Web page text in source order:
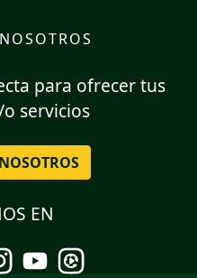
para ofrecer tus
servicios
EN